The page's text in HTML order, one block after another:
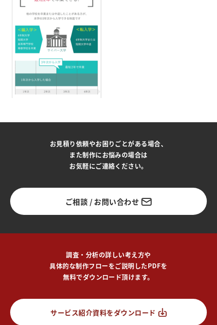
お見積り依頼やお困りごとがある場合、
また制作にお悩みの場合は
お気軽にご連絡ください。
ご相談 / お問い合わせ
調査・分析の詳しい考え方や
具体的な制作フローをご説明したPDFを
無料でダウンロード頂けます。
サービス紹介資料をダウンロード